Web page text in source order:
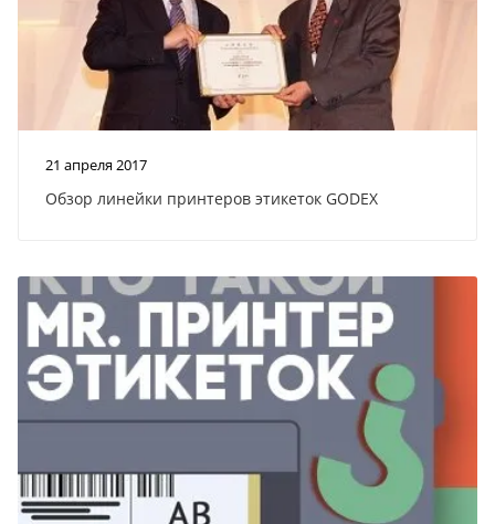
21 апреля 2017
Обзор линейки принтеров этикеток GODEX